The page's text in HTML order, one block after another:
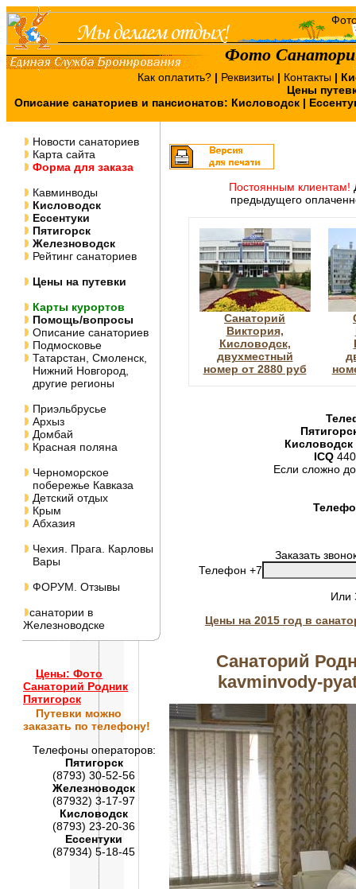
Фото
Как оплатить? | Реквизиты | Контакты |
Цены
Описание санаториев и пансионатов: Кисловодск |
Новости санаториев
Карта сайта
Форма для заказа
Кавминводы
Кисловодск
Ессентуки
Пятигорск
Железноводск
Рейтинг санаториев
Цены на путевки
Карты курортов
Помощь/вопросы
Описание санаториев
Подмосковье
Татарстан, Смоленск,
Нижний Новгород,
другие регионы
Приэльбрусье
Архыз
Домбай
Красная поляна
Черноморское
побережье Кавказа
Детский отдых
Крым
Абхазия
Чехия. Прага. Карловы
Вары
ФОРУМ. Отзывы
санатории в
Железноводске
Цены: Фото
Санаторий Родник
Пятигорск
Путевки можно
заказать по телефону!
Телефоны операторов:
Пятигорск
(8793) 30-52-56
Железноводск
(87932) 3-17-97
Кисловодск
(8793) 23-20-36
Ессентуки
(87934) 5-18-45
Постоянным клиентам!
предыдущего
Санаторий
Виктория,
Кисловодск,
двухместный
номер от 2880 руб
Кисловодск
ICQ
Если сложно
Заказать
Телефон +7
Цены на 2015 год в
Санаторий
kavminvody-